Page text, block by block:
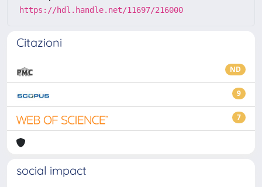
https://hdl.handle.net/11697/216000
Citazioni
ND
9
7
social impact